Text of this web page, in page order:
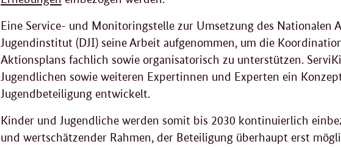
Eine Service- und Monitoringstelle zur Umsetzung des Nationalen
Jugendinstitut (DJI) seine Arbeit aufgenommen, um die
Aktionsplans fachlich sowie organisatorisch zu unterstützen.
Jugendlichen sowie weiteren Expertinnen und Experten ein
Jugendbeteiligung entwickelt.
Kinder und Jugendliche werden somit bis 2030 kontinuierlich
und wertschätzender Rahmen, der Beteiligung überhaupt erst